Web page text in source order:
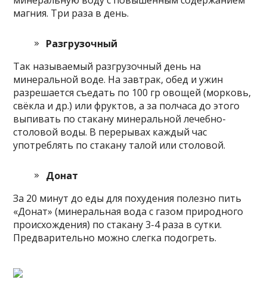
магния. Три раза в день.
Разгрузочный
Так называемый разгрузочный день на
минеральной воде. На завтрак, обед и ужин
разрешается съедать по 100 гр овощей (морковь,
свёкла и др.) или фруктов, а за полчаса до этого
выпивать по стакану минеральной лечебно-
столовой воды. В перерывах каждый час
употреблять по стакану талой или столовой.
Донат
За 20 минут до еды для похудения полезно пить
«Донат» (минеральная вода с газом природного
происхождения) по стакану 3-4 раза в сутки.
Предварительно можно слегка подогреть.